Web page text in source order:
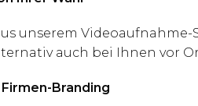
unserem
auch bei Ihnen vor
Branding